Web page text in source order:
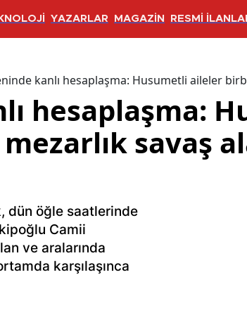
YAZARLAR MAGAZİN RESMİ
kanlı hesaplaşma: Husumetli aileler
hesaplaşma:
savaş
dün öğle saatlerinde
Camii
ve aralarında
karşılaşınca